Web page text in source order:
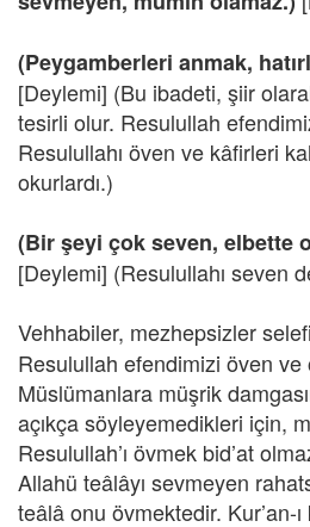
(Peygamberleri anmak,
[Deylemi] (Bu ibadeti, şiir
tesirli olur. Resulullah
Resulullahı öven ve kâfirleri
okurlardı.)
(Bir şeyi çok seven, elbette
[Deylemi] (Resulullahı seven
Vehhabiler, mezhepsizler
Resulullah efendimizi öven
Müslümanlara müşrik
açıkça söyleyemedikleri için,
Resulullah’ı övmek bid’at
Allahü teâlâyı sevmeyen
teâlâ onu övmektedir. Kur’an-